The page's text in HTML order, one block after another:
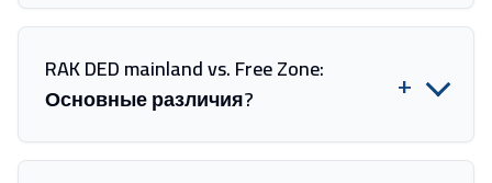
RAK DED mainland vs. Free Zone:
Основные различия?
+